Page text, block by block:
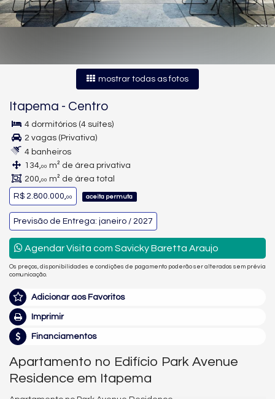
mostrar todas as fotos
Itapema - Centro
4 dormitórios (4 suítes)
2 vagas (Privativa)
4 banheiros
134,00 m² de área privativa
200,00 m² de área total
R$ 2.800.000,00 aceita permuta
Previsão de Entrega: janeiro / 2027
Agendar Visita com Savicky Baretta Araujo
Os preços, disponibilidades e condições de pagamento poderão ser alterados sem prévia
comunicação.
Adicionar aos Favoritos
Imprimir
Financiamentos
Apartamento no Edifício Park Avenue
Residence em Itapema